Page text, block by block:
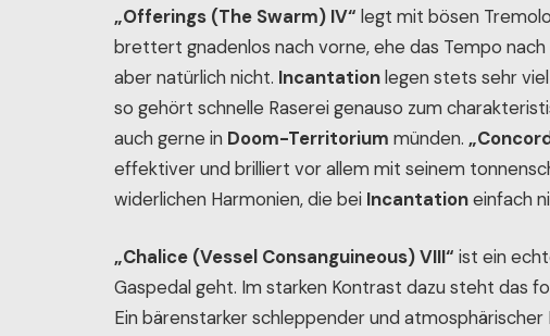
„Offerings (The Swarm) IV“ legt mit bösen
brettert gnadenlos nach vorne, ehe das Tempo
aber natürlich nicht. Incantationlegen stets sehr
so gehört schnelle Raserei genauso zum
auch gerne in Doom-Territorium münden.
effektiver und brilliert vor allem mit seinem
widerlichen Harmonien, die bei Incantationeinfach
„Chalice (Vessel Consanguineous) VIII“ ist ein
Gaspedal geht. Im starken Kontrast dazu steht das
Ein bärenstarker schleppender und